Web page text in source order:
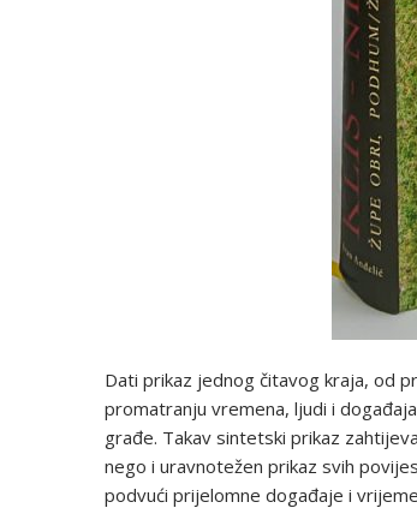
Dati prikaz jednog čitavog kraja, od
promatranju vremena, ljudi i
građe. Takav sintetski prikaz
nego i uravnotežen prikaz svih
podvući prijelomne događaje i